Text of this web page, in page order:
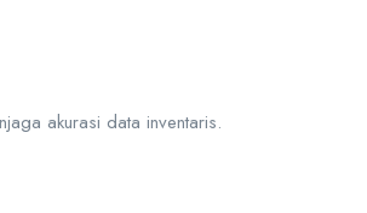
akurasi data inventaris.